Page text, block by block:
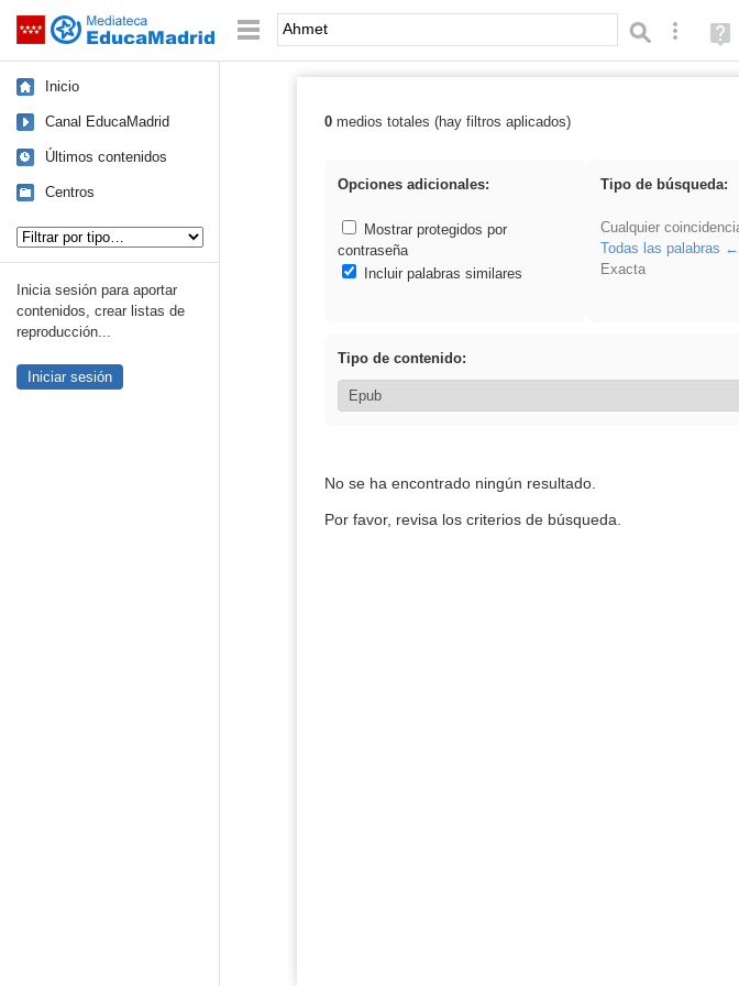
Saltar navegación Palabra o frase: BúsquedaAyuda
(en
Inicio
Canal EducaMadrid
Últimos contenidos
Centros
Inicia sesión para aportar
contenidos, crear listas de
reproducción...
Iniciar sesión
Resultados de: Ahmet
0medios totales (hay filtros aplicados)
Opciones adicionales:
Mostrar protegidos por
contraseña
Incluir palabras similares
Tipo de búsqueda:
Cualquier
Todas las palabras
Exacta
Tipo de contenido:
No se ha encontrado ningún resultado.
Por favor, revisa los criterios de búsqueda.